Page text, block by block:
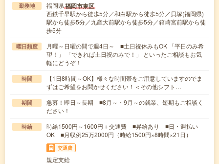
勤務地 福岡県福岡市東区
西鉄千早駅から徒歩5分／和白駅から徒歩5分／貝塚(福岡県)
駅から徒歩5分／九産大前駅から徒歩5分／箱崎宮前駅から徒
歩5分
曜日頻度
月曜～日曜の間で週4日～ ■土日祝休みもOK 「平日のみ希
望！」 「できれば土日祝のみで！」 といったご相談もお気
軽にどうぞ！
時間
【1日8時間～OK】様々な時間帯をご用意していますのでま
ずはご希望をお聞かせください！＜その他シフト…
期間
急募！即日～長期 ■8月～・9月～の就業、短期もご相談く
ださい！
時給
時給1500円～1600円＋交通費 ■昇給あり ■日・週払い
OK ■月収例25万2000円（時給1500円×8時間×21日）
交通費
規定支給